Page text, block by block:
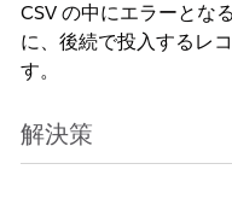
CSV の中にエラーとな
に、後続で投入するレ
す。
解決策